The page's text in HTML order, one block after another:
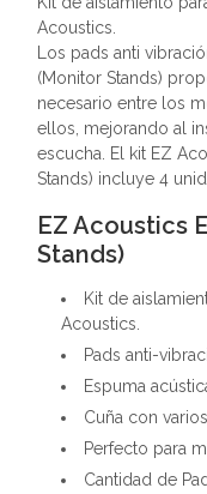
Acoustics.
Los pads anti
(Monitor Stands)
necesario entre los
ellos, mejorando al
escucha. El kit EZ
Stands) incluye 4
EZ Acoustics
Stands)
Kit de
Acoustics.
Pads anti-
Espuma
Cuña con
Perfecto para
Cantidad de